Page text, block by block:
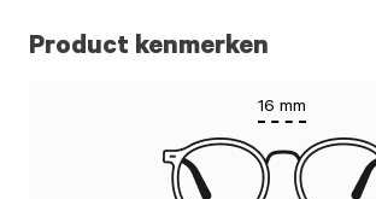
Product kenmerken
16 mm